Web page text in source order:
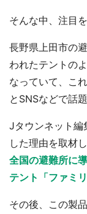
そんな中、注目
長野県上田市の
われたテントの
なっていて、こ
とSNSなどで話
Jタウンネット編
した理由を取材
全国の避難所に
テント「ファミ
その後、この製